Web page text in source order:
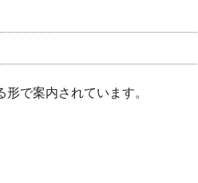
で案内されています。